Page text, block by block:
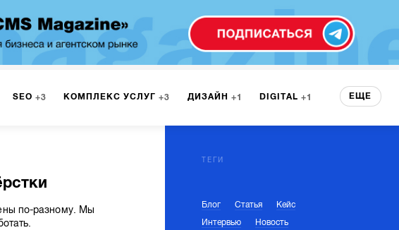
SEO 3 КОМПЛЕКС УСЛУГ 3 ДИЗАЙН 1 DIGITAL 1
МЕНЕДЖМЕНТ
ЕЩЕ
по-разному. Мы
ТЕГИ
Блог Статья
Кейс
Интервью
Новость